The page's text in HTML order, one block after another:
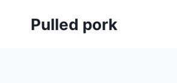
Pulled pork